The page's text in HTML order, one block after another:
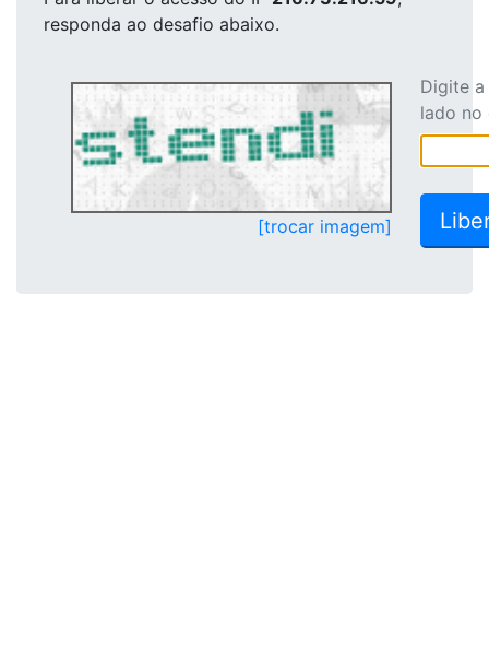
responda ao desafio abaixo.
[trocar imagem]
Digite
lado no